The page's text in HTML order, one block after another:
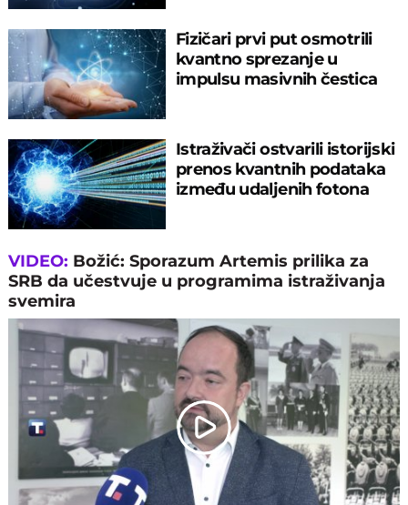
Fizičari prvi put osmotrili
kvantno sprezanje u
impulsu masivnih čestica
Istraživači ostvarili istorijski
prenos kvantnih podataka
između udaljenih fotona
VIDEO: Božić: Sporazum Artemis prilika za
SRB da učestvuje u programima istraživanja
svemira
Play
Video